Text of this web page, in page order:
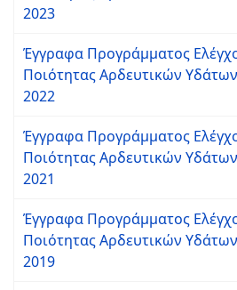
2023
Έγγραφα Προγράμματος
Ποιότητας Αρδευτικών
2022
Έγγραφα Προγράμματος
Ποιότητας Αρδευτικών
2021
Έγγραφα Προγράμματος
Ποιότητας Αρδευτικών
2019